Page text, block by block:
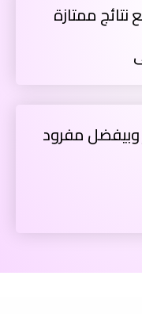
ممتازة
وبيفضل مفرود